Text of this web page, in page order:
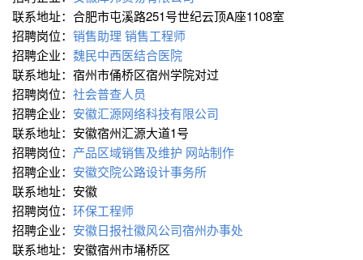
联系地址：合肥市屯溪路251号世纪云顶A座1108室
招聘岗位： 销售助理 销售工程师
招聘企业： 魏民中西医结合医院
联系地址：宿州市俑桥区宿州学院对过
招聘岗位： 社会普查人员
招聘企业： 安徽汇源网络科技有限公司
联系地址：安徽宿州汇源大道1号
招聘岗位： 产品区域销售及维护 网站制作
招聘企业： 安徽交院公路设计事务所
联系地址：安徽
招聘岗位： 环保工程师
招聘企业： 安徽日报社徽风公司宿州办事处
联系地址：安徽宿州市埇桥区